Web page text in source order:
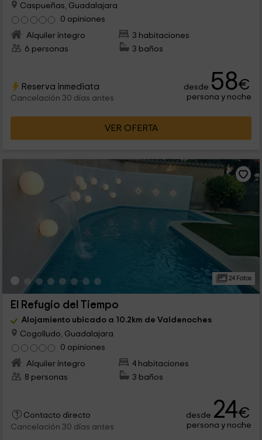
Caspueñas, Guadalajara
0 opiniones
Alquiler íntegro
3 habitaciones
6 personas
3 baños
Reserva inmediata
Cancelación 30 días antes
desde 58€
persona y noche
VER OFERTA
24 Fotos
El Refugio del Tiempo
Alojamiento ubicado a 10.2km de Valdenoches
Cogolludo, Guadalajara
0 opiniones
Alquiler íntegro
4 habitaciones
8 personas
3 baños
Contacto directo
Cancelación 30 días antes
desde 24€
persona y noche